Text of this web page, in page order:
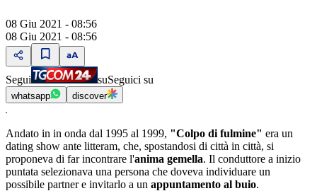
08 Giu 2021 - 08:56
08 Giu 2021 - 08:56
Segui suSeguici su
whatsapp discover
Andato in in onda dal 1995 al 1999, "Colpo di fulmine" era un
dating show ante litteram, che, spostandosi di città in città, si
proponeva di far incontrare l'anima gemella. Il conduttore a inizio
puntata selezionava una persona che doveva individuare un
possibile partner e invitarlo a un appuntamento al buio.